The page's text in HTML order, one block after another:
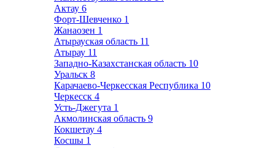
Актау 6
Форт-Шевченко 1
Жанаозен 1
Атырауская область 11
Атырау 11
Западно-Казахстанская область 10
Уральск 8
Карачаево-Черкесская Республика 10
Черкесск 4
Усть-Джегута 1
Акмолинская область 9
Кокшетау 4
Косшы 1